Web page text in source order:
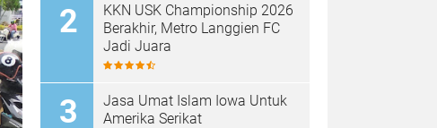
KKN USK Championship 2026
Berakhir, Metro Langgien FC
Jadi Juara
Jasa Umat Islam Iowa Untuk
Amerika Serikat